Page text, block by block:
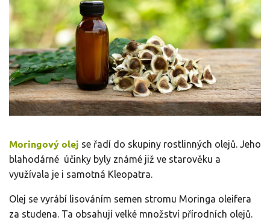
Moringový olej se řadí do skupiny rostlinných olejů. Jeho
blahodárné účinky byly známé již ve starověku a
využívala je i samotná Kleopatra.
Olej se vyrábí lisováním semen stromu Moringa oleifera
za studena. Ta obsahují velké množství přírodních olejů.